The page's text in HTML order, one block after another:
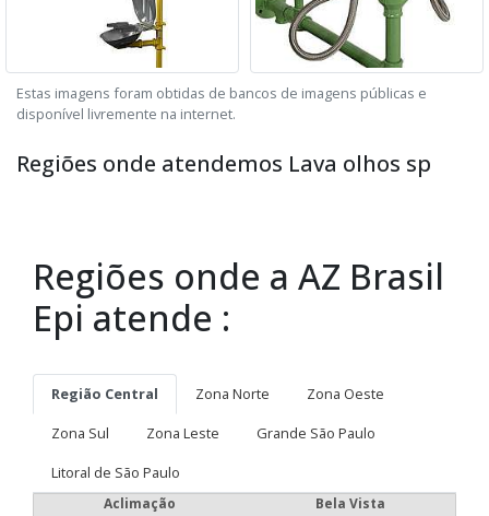
Estas imagens foram obtidas de bancos de imagens públicas e
disponível livremente na internet.
Regiões onde atendemos Lava olhos sp
Regiões onde a AZ Brasil
Epi atende :
Região Central Zona Norte
Zona Oeste
Zona Sul
Zona Leste
Grande São Paulo
Litoral de São Paulo
Aclimação
Bela Vista